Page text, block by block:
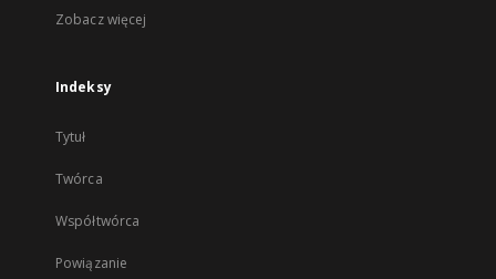
Zobacz więcej
Indeksy
Tytuł
Twórca
Współtwórca
Powiązanie